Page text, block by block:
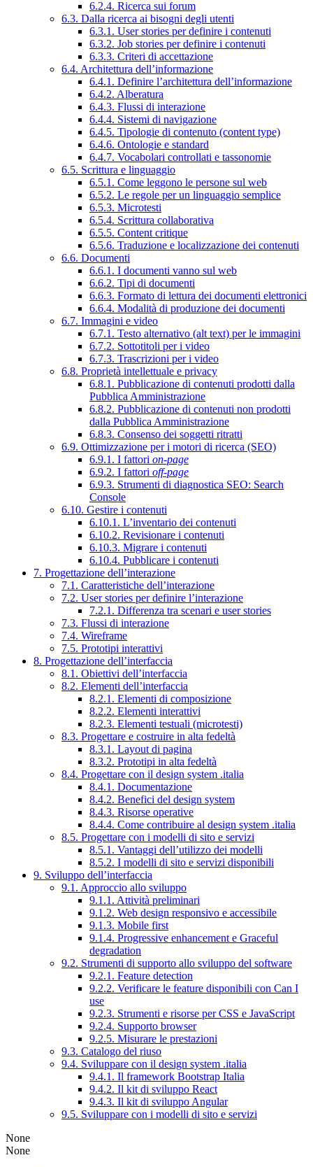
6.2.4. Ricerca sui forum
6.3. Dalla ricerca ai bisogni degli utenti
6.3.1. User stories per definire i contenuti
6.3.2. Job stories per definire i contenuti
6.3.3. Criteri di accettazione
6.4. Architettura dell’informazione
6.4.1. Definire l’architettura dell’informazione
6.4.2. Alberatura
6.4.3. Flussi di interazione
6.4.4. Sistemi di navigazione
6.4.5. Tipologie di contenuto (content type)
6.4.6. Ontologie e standard
6.4.7. Vocabolari controllati e tassonomie
6.5. Scrittura e linguaggio
6.5.1. Come leggono le persone sul web
6.5.2. Le regole per un linguaggio semplice
6.5.3. Microtesti
6.5.4. Scrittura collaborativa
6.5.5. Content critique
6.5.6. Traduzione e localizzazione dei contenuti
6.6. Documenti
6.6.1. I documenti vanno sul web
6.6.2. Tipi di documenti
6.6.3. Formato di lettura dei documenti elettronici
6.6.4. Modalità di produzione dei documenti
6.7. Immagini e video
6.7.1. Testo alternativo (alt text) per le immagini
6.7.2. Sottotitoli per i video
6.7.3. Trascrizioni per i video
6.8. Proprietà intellettuale e privacy
6.8.1. Pubblicazione di contenuti prodotti dalla
Pubblica Amministrazione
6.8.2. Pubblicazione di contenuti non prodotti
dalla Pubblica Amministrazione
6.8.3. Consenso dei soggetti ritratti
6.9. Ottimizzazione per i motori di ricerca (SEO)
6.9.1. I fattori on-page
6.9.2. I fattori off-page
6.9.3. Strumenti di diagnostica SEO: Search
Console
6.10. Gestire i contenuti
6.10.1. L’inventario dei contenuti
6.10.2. Revisionare i contenuti
6.10.3. Migrare i contenuti
6.10.4. Pubblicare i contenuti
7. Progettazione dell’interazione
7.1. Caratteristiche dell’interazione
7.2. User stories per definire l’interazione
7.2.1. Differenza tra scenari e user stories
7.3. Flussi di interazione
7.4. Wireframe
7.5. Prototipi interattivi
8. Progettazione dell’interfaccia
8.1. Obiettivi dell’interfaccia
8.2. Elementi dell’interfaccia
8.2.1. Elementi di composizione
8.2.2. Elementi interattivi
8.2.3. Elementi testuali (microtesti)
8.3. Progettare e costruire in alta fedeltà
8.3.1. Layout di pagina
8.3.2. Prototipi in alta fedeltà
8.4. Progettare con il design system .italia
8.4.1. Documentazione
8.4.2. Benefici del design system
8.4.3. Risorse operative
8.4.4. Come contribuire al design system .italia
8.5. Progettare con i modelli di sito e servizi
8.5.1. Vantaggi dell’utilizzo dei modelli
8.5.2. I modelli di sito e servizi disponibili
9. Sviluppo dell’interfaccia
9.1. Approccio allo sviluppo
9.1.1. Attività preliminari
9.1.2. Web design responsivo e accessibile
9.1.3. Mobile first
9.1.4. Progressive enhancement e Graceful
degradation
9.2. Strumenti di supporto allo sviluppo del software
9.2.1. Feature detection
9.2.2. Verificare le feature disponibili con Can I
use
9.2.3. Strumenti e risorse per CSS e JavaScript
9.2.4. Supporto browser
9.2.5. Misurare le prestazioni
9.3. Catalogo del riuso
9.4. Sviluppare con il design system .italia
9.4.1. Il framework Bootstrap Italia
9.4.2. Il kit di sviluppo React
9.4.3. Il kit di sviluppo Angular
9.5. Sviluppare con i modelli di sito e servizi
None
None